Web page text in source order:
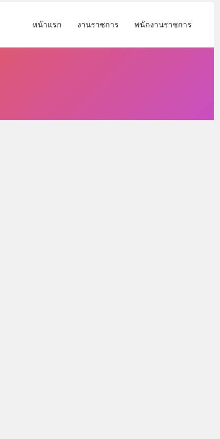
หน้าแรก งานราชการ พนักงานราชการ